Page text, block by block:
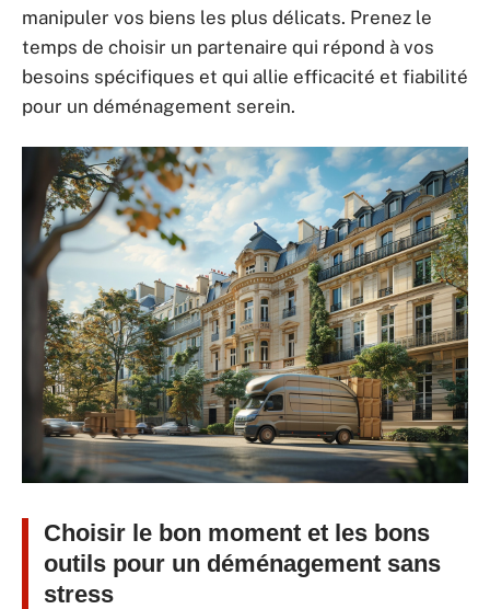
manipuler vos biens les plus délicats. Prenez le
temps de choisir un partenaire qui répond à vos
besoins spécifiques et qui allie efficacité et fiabilité
pour un déménagement serein.
Choisir le bon moment et les bons
outils pour un déménagement sans
stress